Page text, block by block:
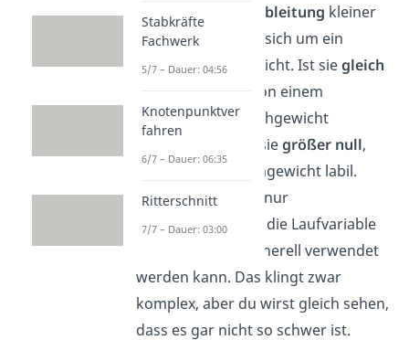
Wenn die zweite Ableitung kleiner
null ist, handelt es sich um ein
stabiles Gleichgewicht. Ist siegleich
null, können wir von einem
indifferenten Gleichgewicht
ausgehen und ist siegrößer null,
dann ist das Gleichgewicht labil.
Wichtig ist, dass
nur
stellvertretend für die Laufvariable
steht und nicht generell verwendet
werden kann. Das klingt zwar
komplex, aber du wirst gleich sehen,
dass es gar nicht so schwer ist.
Stabkräfte
Fachwerk
5/7 – Dauer: 04:56
Knotenpunktver
fahren
6/7 – Dauer: 06:35
Ritterschnitt
7/7 – Dauer: 03:00